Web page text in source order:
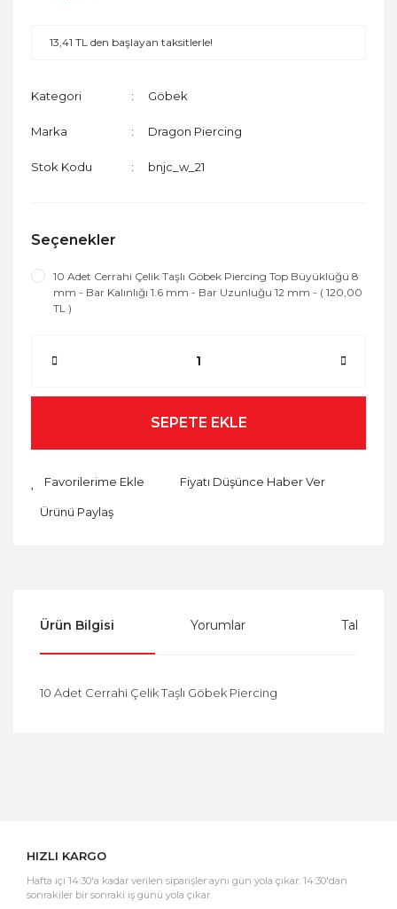
13,41 TL den başlayan taksitlerle!
Kategori Göbek
Marka Dragon Piercing
Stok Kodu bnjc_w_21
Seçenekler
10 Adet Cerrahi Çelik Taşlı Göbek Piercing Top Büyüklüğü 8
mm - Bar Kalınlığı 1.6 mm - Bar Uzunluğu 12 mm - ( 120,00
TL )
SEPETE EKLE
Fiyatı Düşünce Haber Ver
Ürünü Paylaş
Ürün Bilgisi Yorumlar Taksit
10 Adet Cerrahi Çelik Taşlı Göbek Piercing
HIZLI KARGO
Hafta içi 14:30'a kadar verilen siparişler aynı gün yola çıkar. 14:30'dan
sonrakiler bir sonraki iş günü yola çıkar.